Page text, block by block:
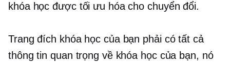
khóa học được tối ưu hóa cho chuyển đổi.
Trang đích khóa học của bạn phải có tất cả
thông tin quan trọng về khóa học của bạn, nó